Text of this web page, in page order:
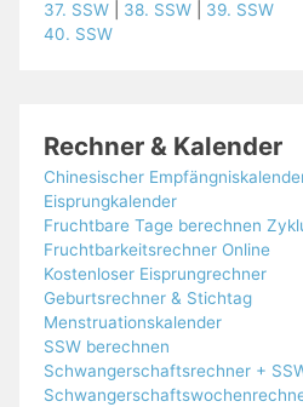
37. SSW
38. SSW
39. SSW
40. SSW
Rechner & Kalender
Chinesischer
Eisprungkalender
Fruchtbare Tage berechnen
Fruchtbarkeitsrechner Online
Kostenloser Eisprungrechner
Geburtsrechner & Stichtag
Menstruationskalender
SSW berechnen
Schwangerschaftsrechner +